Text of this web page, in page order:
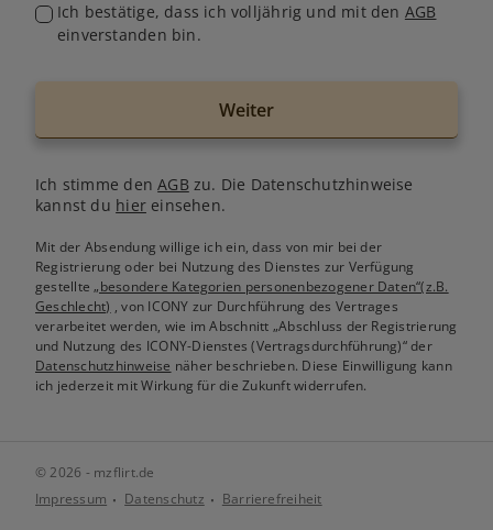
Ich bestätige, dass ich volljährig und mit den AGB
einverstanden bin.
Weiter
Ich stimme denAGB zu. Die Datenschutzhinweise
kannst du hiereinsehen.
Mit der Absendung willige ich ein, dass von mir bei der
Registrierung oder bei Nutzung des Dienstes zur Verfügung
gestellte„besondere Kategorien personenbezogener Daten“(z.B.
Geschlecht) , von ICONY zur Durchführung des Vertrages
verarbeitet werden, wie im Abschnitt „Abschluss der Registrierung
und Nutzung des ICONY-Dienstes (Vertragsdurchführung)“ der
Datenschutzhinweise näher beschrieben. Diese Einwilligung kann
ich jederzeit mit Wirkung für die Zukunft widerrufen.
© 2026 - mzflirt.de
Impressum
Datenschutz Barrierefreiheit